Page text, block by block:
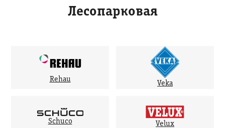
Лесопарковая
Rehau
Veka
Schuco Velux